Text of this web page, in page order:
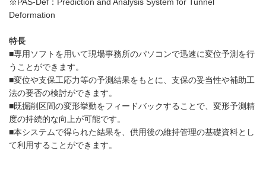
※PAS-Def：Prediction and Analysis System for Tunnel
Deformation
特長
■専用ソフトを用いて現場事務所のパソコンで迅速に変位予測を行
うことができます。
■変位や支保工応力等の予測結果をもとに、支保の妥当性や補助工
法の要否の検討ができます。
■既掘削区間の変形挙動をフィードバックすることで、変形予測精
度の持続的な向上が可能です。
■本システムで得られた結果を、供用後の維持管理の基礎資料とし
て利用することができます。